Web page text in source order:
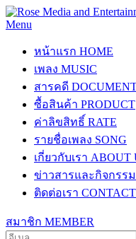
Menu
หน้าแรก HOME
เพลง MUSIC
สารคดี
ซื้อสินค้า PRODUCT
ค่าลิขสิทธิ์ RATE
รายชื่อเพลง SONG
เกี่ยวกับเรา ABOUT
ข่าวสารและกิจกรรม
ติดต่อเรา
สมาชิก MEMBER